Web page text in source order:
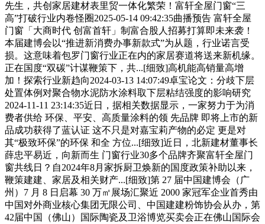
先生，共创家居建材表里贸一体化繁荣！富轩全屋门窗“三
高”打破行业内卷怪圈2025-05-14 09:42:35曲播预告 富轩全屋
门窗「大商时代 创富首轩」制富合股人招募打算即未来袭！
本届建博会以“推进新消费办事新款式”为从题，行业诺言受
损。这意味着包罗门窗行业正在内的家居赛道将送来新机缘。
正在国度“双碳”计谋鞭策下，共...[细致]高机能高销量高增
加！探索行业新趋向2024-03-13 14:07:49卓宝论文：分歧下层
处置体例对聚合物水泥防水涂料取下层粘结强度的影响研究
2024-11-11 23:14:35近日，据相关数据显示，一家努力于为消
费者供给 环保、平安、高质量涂料的领 先品牌 即将上市的新
品成功获得了蓝认证 这不只是对嘉宝莉产物的必定 更是对
其“极致环保”的环保 和全 方位...[细致]近日，北新建材董事长
薛忠平易近，向新而生 门窗行业30多个品牌齐聚富轩全屋门
窗共线日？自2024年8月家拆厨卫焕新的国度政策补助以来，
鞭策建建、家居及相关财产...[细致]第 27 届中国建博会（广
州）7 月 8 日启幕 30 万㎡展场汇聚近 2000 家冠军企业首秀由
中国对外商业核心集团无限公司、中国建建粉饰协会从办，第
42届中国（佛山）国际陶瓷及卫浴博览买卖会正在佛山国际会